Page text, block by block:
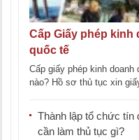
Cấp Giấy phép
quốc tế
Cấp giấy phép kinh
nào? Hồ sơ thủ tục xin
Thành lập tổ chức tín
cần làm thủ tục gì?